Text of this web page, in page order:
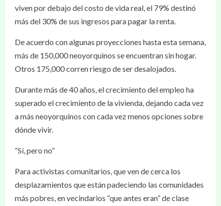
viven por debajo del costo de vida real, el 79% destinó
más del 30% de sus ingresos para pagar la renta.
De acuerdo con algunas proyecciones hasta esta semana,
más de 150,000 neoyorquinos se encuentran sin hogar.
Otros 175,000 corren riesgo de ser desalojados.
Durante más de 40 años, el crecimiento del empleo ha
superado el crecimiento de la vivienda, dejando cada vez
a más neoyorquinos con cada vez menos opciones sobre
dónde vivir.
“Sí, pero no”
Para activistas comunitarios, que ven de cerca los
desplazamientos que están padeciendo las comunidades
más pobres, en vecindarios “que antes eran” de clase